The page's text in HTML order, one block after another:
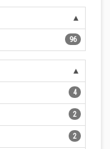
96
4
2
2